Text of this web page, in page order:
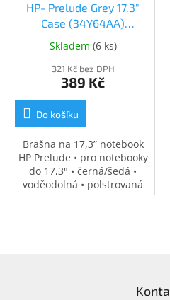
HP- Prelude Grey 17.3"
Case (34Y64AA)
(34Y64AA)
Skladem (6 ks)
321 Kč bez DPH
389 Kč
Do košíku
Brašna na 17,3” notebook
HP Prelude • pro notebooky
do 17,3" • černá/šedá •
voděodolná • polstrovaná
přihrádka na notebook •